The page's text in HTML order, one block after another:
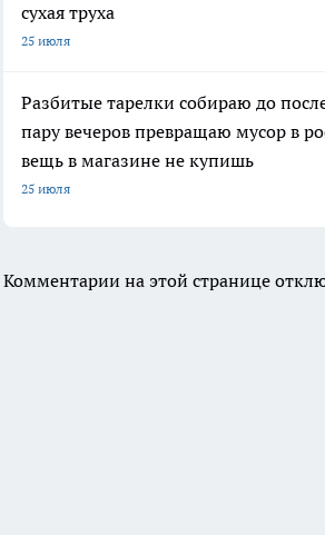
сухая труха
25 июля
Разбитые тарелки собираю до
пару вечеров превращаю мусор в
вещь в магазине не купишь
25 июля
Комментарии на этой странице